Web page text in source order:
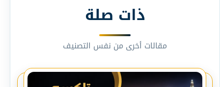
ذات صلة
مقالات أخرى من نفس التصنيف